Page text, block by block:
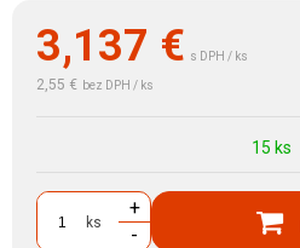
3,137 € s DPH / ks
2,55 € bez DPH / ks
15 ks
ks
+
-